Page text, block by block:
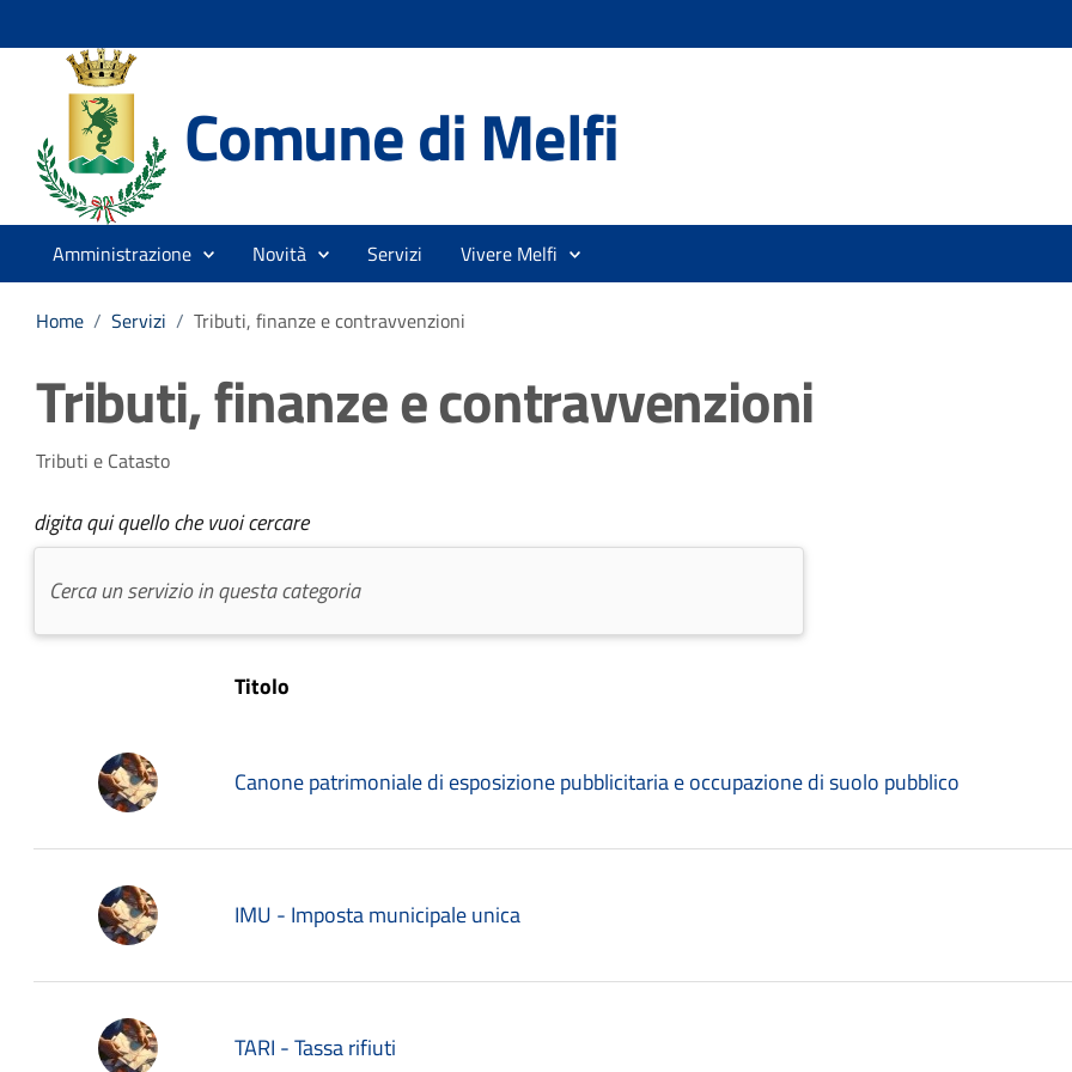
Comune di Melfi
Amministrazione Novità Servizi Vivere Melfi
Home / Servizi / Tributi, finanze e contravvenzioni
Tributi, finanze e contravvenzioni
Tributi e Catasto
digita qui quello che vuoi cercare
Titolo
Canone patrimoniale di esposizione pubblicitaria e occupazione di suolo pubblico
IMU - Imposta municipale unica
TARI - Tassa rifiuti